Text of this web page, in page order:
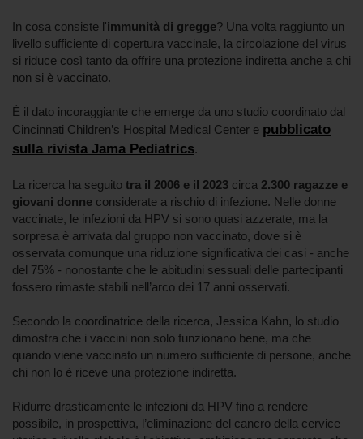
In cosa consiste l'immunità di gregge? Una volta raggiunto un
livello sufficiente di copertura vaccinale, la circolazione del virus
si riduce così tanto da offrire una protezione indiretta anche a chi
non si è vaccinato.
È il dato incoraggiante che emerge da uno studio coordinato dal
Cincinnati Children’s Hospital Medical Center e pubblicato
sulla rivista Jama Pediatrics.
La ricerca ha seguito tra il 2006 e il 2023 circa 2.300 ragazze e
giovani donne considerate a rischio di infezione. Nelle donne
vaccinate, le infezioni da HPV si sono quasi azzerate, ma la
sorpresa è arrivata dal gruppo non vaccinato, dove si è
osservata comunque una riduzione significativa dei casi - anche
del 75% - nonostante che le abitudini sessuali delle partecipanti
fossero rimaste stabili nell’arco dei 17 anni osservati.
Secondo la coordinatrice della ricerca, Jessica Kahn, lo studio
dimostra che i vaccini non solo funzionano bene, ma che
quando viene vaccinato un numero sufficiente di persone, anche
chi non lo è riceve una protezione indiretta.
Ridurre drasticamente le infezioni da HPV fino a rendere
possibile, in prospettiva, l’eliminazione del cancro della cervice